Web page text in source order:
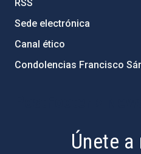
RSS
Sede electrónica
Canal ético
Condolencias Francisco
Únete